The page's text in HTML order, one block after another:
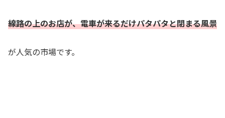
線路の上のお店が、電車が来るだけパタパタと閉まる風景
が人気の市場です。